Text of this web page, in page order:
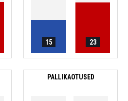
15 23
PALLIKAOTUSED